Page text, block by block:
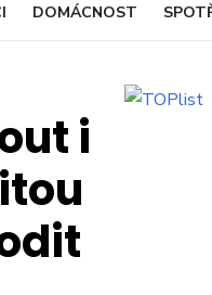
DOMÁCNOST
i